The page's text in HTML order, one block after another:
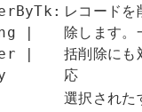
|
|
レコードを
除します。
括削除にも
応
選択された